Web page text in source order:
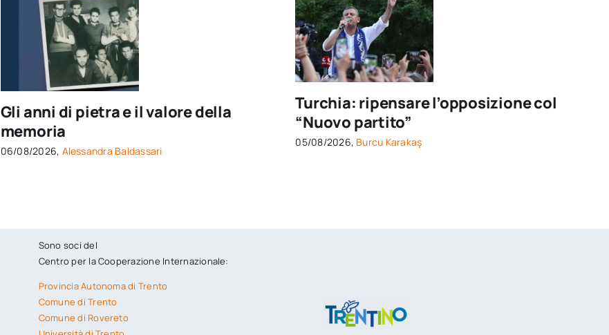
Gli anni di pietra e il valore della
memoria
06/08/2026, Alessandra Baldassari
Turchia: ripensare l’opposizione col
“Nuovo partito”
05/08/2026, Burcu Karakaş
Sono soci del
Centro per la Cooperazione Internazionale:
Provincia Autonoma di Trento
Comune di Trento
Comune di Rovereto